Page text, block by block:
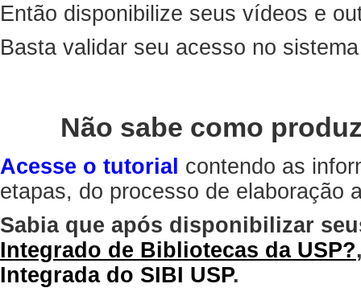
Então disponibilize seus vídeos e
Basta validar seu acesso no
Não sabe como
Acesse o tutorial contendo as
etapas, do processo de elaboração
Sabia que após disponibilizar
Integrado de Bibliotecas da USP?
Integrada do SIBI USP.